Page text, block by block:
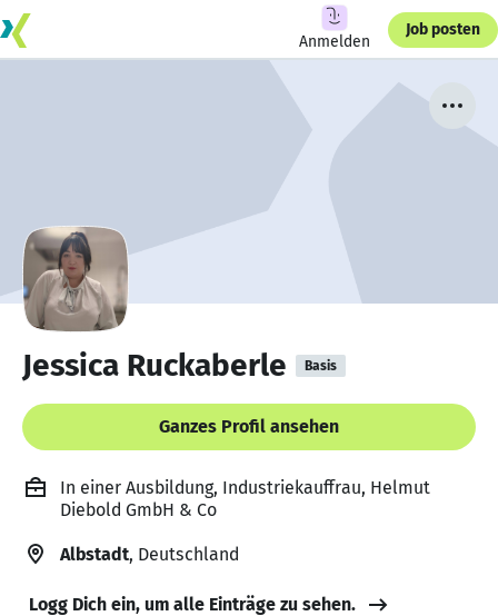
Anmelden
Job posten
Jessica Ruckaberle Basis
Ganzes Profil ansehen
In einer Ausbildung, Industriekauffrau, Helmut
Diebold GmbH & Co
Albstadt, Deutschland
Logg Dich ein, um alle Einträge zu sehen.